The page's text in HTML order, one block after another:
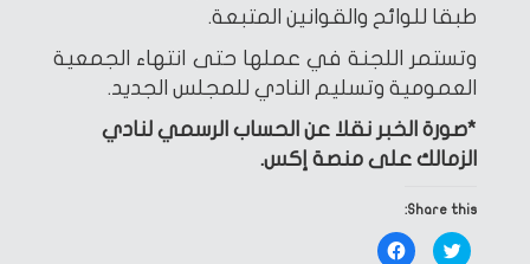
طبقا للوائح والقوانين المتبعة.
وتستمر اللجنة في عملها حتى انتهاء الجمعية
العمومية وتسليم النادي للمجلس الجديد.
*صورة الخبر نقلا عن الحساب الرسمي لنادي
الزمالك على منصة إكس.
Share this:
Click
Click